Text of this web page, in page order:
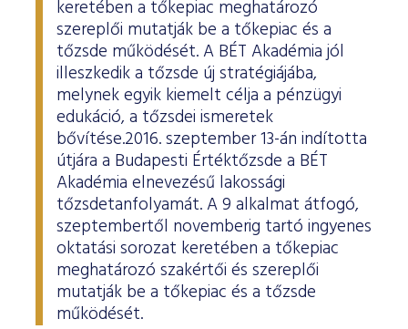
keretében a tőkepiac meghatározó
szereplői mutatják be a tőkepiac és a
tőzsde működését. A BÉT Akadémia jól
illeszkedik a tőzsde új stratégiájába,
melynek egyik kiemelt célja a pénzügyi
edukáció, a tőzsdei ismeretek
bővítése.2016. szeptember 13-án indította
útjára a Budapesti Értéktőzsde a BÉT
Akadémia elnevezésű lakossági
tőzsdetanfolyamát. A 9 alkalmat átfogó,
szeptembertől novemberig tartó ingyenes
oktatási sorozat keretében a tőkepiac
meghatározó szakértői és szereplői
mutatják be a tőkepiac és a tőzsde
működését.